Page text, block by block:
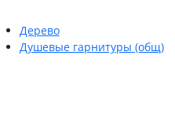
Дерево
Душевые гарнитуры (общ)